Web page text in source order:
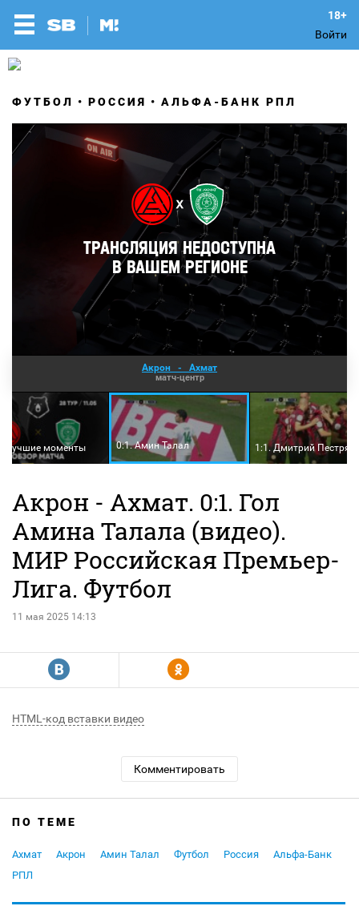
Войти
ФУТБОЛ РОССИЯ АЛЬФА-БАНК РПЛ
Акрон - Ахмат
матч-центр
лучшие моменты 0:1. Амин Талал 1:1. Дмитрий
Акрон - Ахмат. 0:1. Гол
Амина Талала (видео).
МИР Российская Премьер-
Лига. Футбол
11 мая 2025 14:13
R Y
HTML-код вставки видео
Комментировать
ПО ТЕМЕ
Ахмат Акрон Амин Талал Футбол Россия
Альфа-Банк
РПЛ